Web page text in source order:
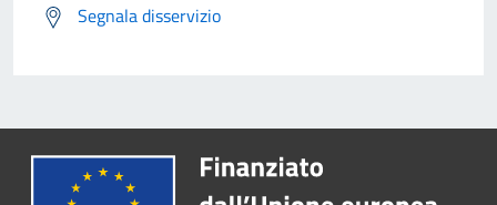
Segnala disservizio